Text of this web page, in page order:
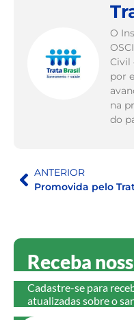
O
Civil
por
na
do
ANTERIOR
Receba
Cadastre-se para
atualizadas sobre o